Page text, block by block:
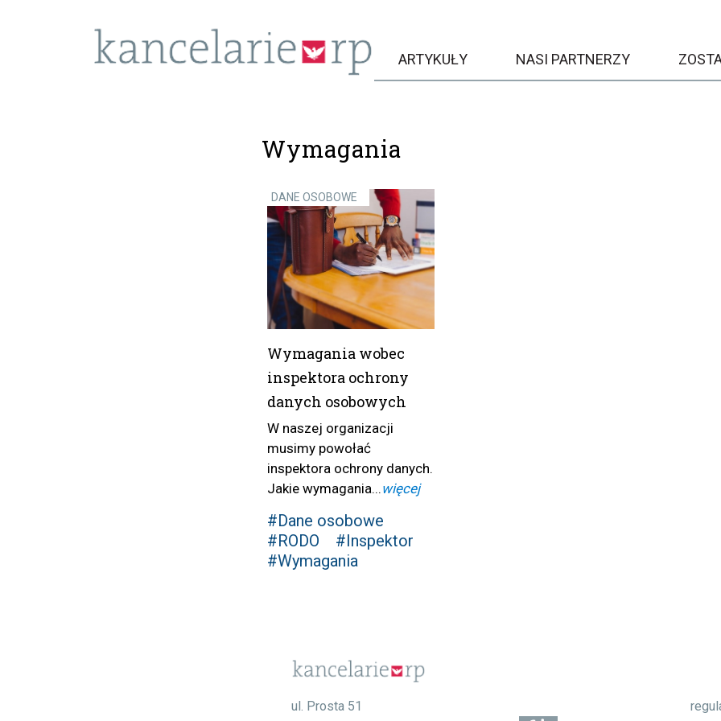
ARTYKUŁY NASI PARTNERZY
Wymagania
DANE OSOBOWE
Wymagania wobec
inspektora ochrony
danych osobowych
W naszej organizacji
musimy powołać
inspektora ochrony danych.
Jakie wymagania... więcej
#Dane osobowe
#RODO
#Inspektor
#Wymagania
ul. Prosta 51